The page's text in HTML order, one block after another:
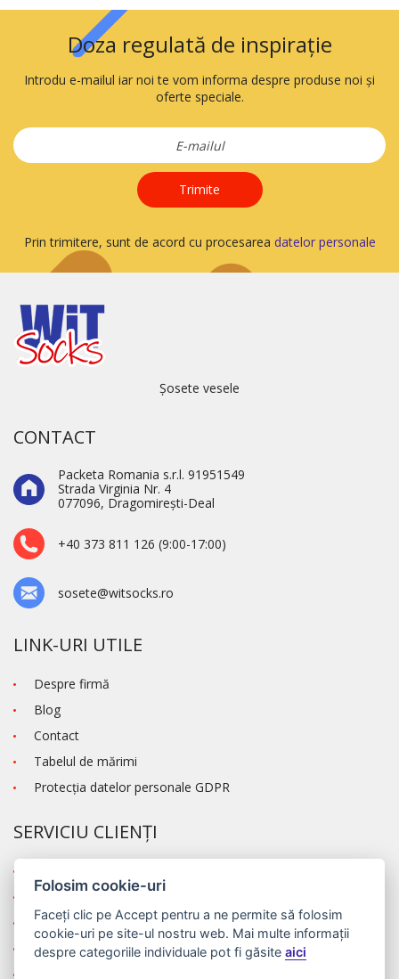
Doza regulată de inspirație
Introdu e-mailul iar noi te vom informa despre produse noi și
oferte speciale.
Trimite
Prin trimitere, sunt de acord cu procesarea datelor personale
Șosete vesele
CONTACT
Packeta Romania s.r.l. 91951549
Strada Virginia Nr. 4
077096, Dragomirești-Deal
+40 373 811 126 (9:00-17:00)
sosete@witsocks.ro
LINK-URI UTILE
Despre firmă
Blog
Contact
Tabelul de mărimi
Protecţia datelor personale GDPR
SERVICIU CLIENȚI
Transportul și modalitatea de plată
Reclamaţie
Autentificare
Folosim cookie-uri
Faceți clic pe Accept pentru a ne permite să folosim
cookie-uri pe site-ul nostru web. Mai multe informații
despre categoriile individuale pot fi găsiteaici